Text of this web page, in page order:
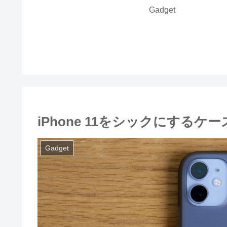
Gadget
iPhone 11をシックにするケ
Gadget